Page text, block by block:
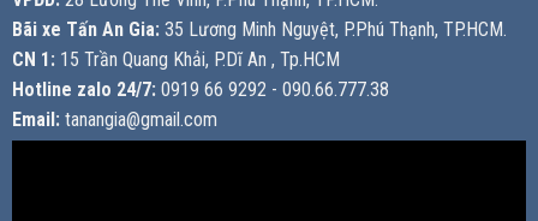
Bãi xe Tấn An Gia: 35 Lương Minh Nguyệt, P.Phú Thạnh, TP.HCM.
CN 1: 15 Trần Quang Khải, P.Dĩ An , Tp.HCM
Hotline zalo 24/7: 0919 66 9292 - 090.66.777.38
Email: tanangia@gmail.com